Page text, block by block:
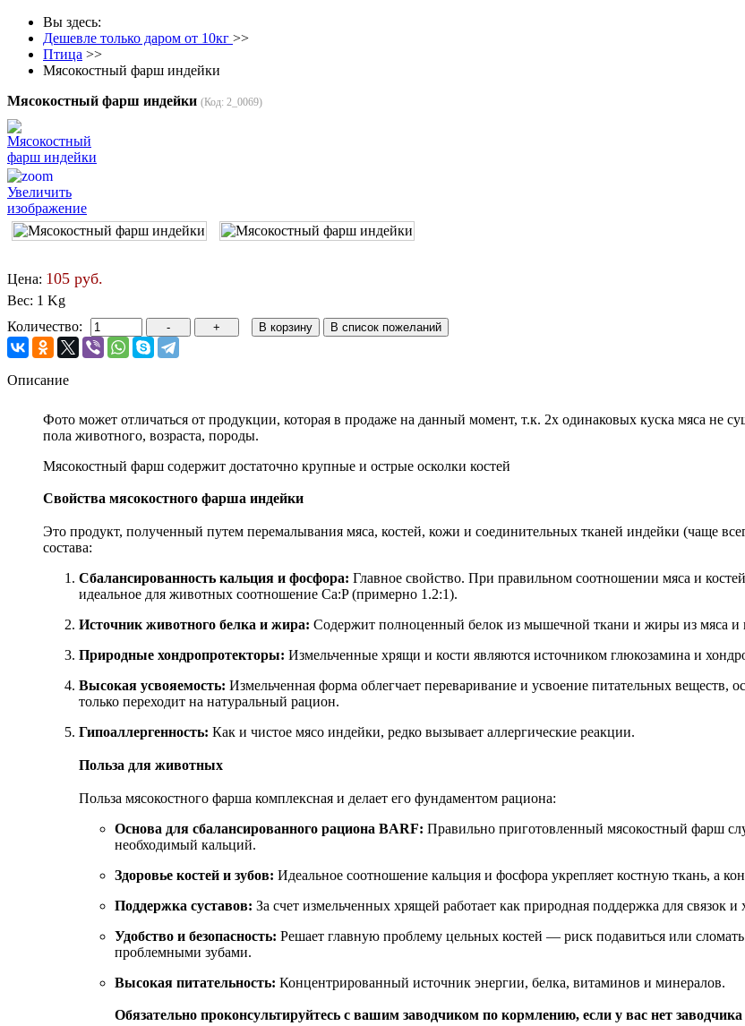
Вы здесь:
Дешевле только даром от 10кг >>
Птица >>
Мясокостный фарш индейки
Мясокостный фарш индейки (Код: 2_0069)
Увеличить
изображение
Цена: 105 руб.
Вес: 1 Kg
Количество:
Описание
Фото может отличаться от продукции, которая в продаже на данный момент, т.к. 2х одинаковых куска мяса не
пола животного, возраста, породы.
Мясокостный фарш содержит достаточно крупные и острые осколки костей
Свойства мясокостного фарша индейки
Это продукт, полученный путем перемалывания мяса, костей, кожи и соединительных тканей индейки (чаще
состава:
Сбалансированность кальция и фосфора: Главное свойство. При правильном соотношении мяса и
идеальное для животных соотношение Ca:P (примерно 1.2:1).
Источник животного белка и жира: Содержит полноценный белок из мышечной ткани и жиры из мяса и
Природные хондропротекторы: Измельченные хрящи и кости являются источником глюкозамина и
Высокая усвояемость: Измельченная форма облегчает переваривание и усвоение питательных
только переходит на натуральный рацион.
Гипоаллергенность: Как и чистое мясо индейки, редко вызывает аллергические реакции.
Польза для животных
Польза мясокостного фарша комплексная и делает его фундаментом рациона:
Основа для сбалансированного рациона BARF: Правильно приготовленный мясокостный фарш
необходимый кальций.
Здоровье костей и зубов: Идеальное соотношение кальция и фосфора укрепляет костную ткань, а
Поддержка суставов: За счет измельченных хрящей работает как природная поддержка для связок и
Удобство и безопасность: Решает главную проблему цельных костей — риск подавиться или
проблемными зубами.
Высокая питательность: Концентрированный источник энергии, белка, витаминов и минералов.
Обязательно проконсультируйтесь с вашим заводчиком по кормлению, если у вас нет